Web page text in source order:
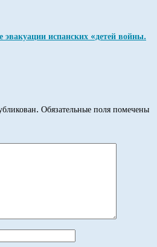
испанских «детей войны.
Обязательные поля помечены